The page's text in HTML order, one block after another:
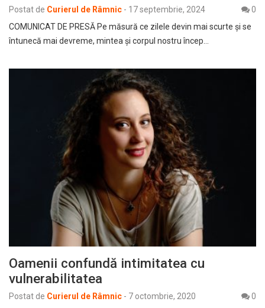
Postat de Curierul de Râmnic - 17 septembrie, 2024
0
COMUNICAT DE PRESĂ Pe măsură ce zilele devin mai scurte și se
întunecă mai devreme, mintea și corpul nostru încep…
Oamenii confundă intimitatea cu
vulnerabilitatea
Postat de Curierul de Râmnic - 7 octombrie, 2020
0